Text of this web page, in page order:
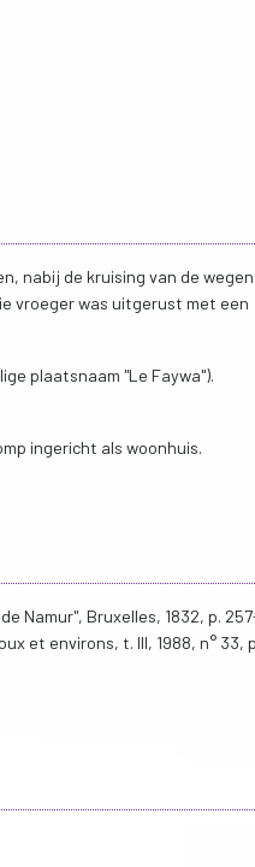
nabij de kruising van de wegen
vroeger was uitgerust met een
plaatsnaam "Le Faywa").
ingericht als woonhuis.
Namur", Bruxelles, 1832, p.
et environs, t. III, 1988, n° 33,